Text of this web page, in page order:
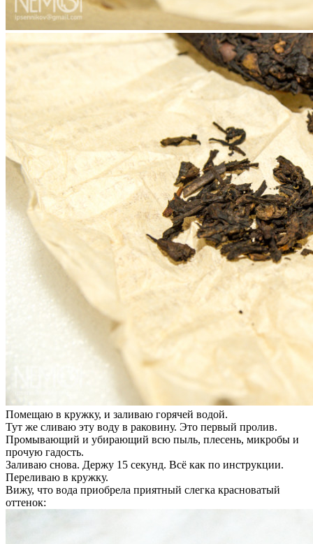
Помещаю в кружку, и заливаю горячей водой.
Тут же сливаю эту воду в раковину. Это первый пролив.
Промывающий и убирающий всю пыль, плесень, микробы и
прочую гадость.
Заливаю снова. Держу 15 секунд. Всё как по инструкции.
Переливаю в кружку.
Вижу, что вода приобрела приятный слегка красноватый
оттенок: